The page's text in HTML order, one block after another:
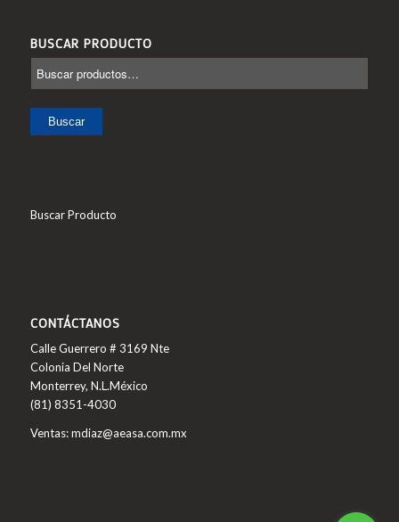
BUSCAR PRODUCTO
Buscar
Buscar Producto
CONTÁCTANOS
Calle Guerrero # 3169 Nte
Colonia Del Norte
Monterrey, N.L.México
(81) 8351-4030
Ventas: mdiaz@aeasa.com.mx